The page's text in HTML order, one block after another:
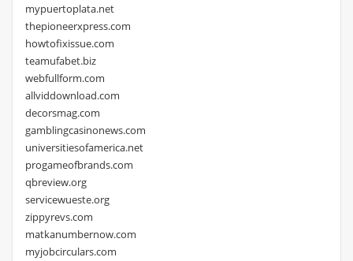
mypuertoplata.net
thepioneerxpress.com
howtofixissue.com
teamufabet.biz
webfullform.com
allviddownload.com
decorsmag.com
gamblingcasinonews.com
universitiesofamerica.net
progameofbrands.com
qbreview.org
servicewueste.org
zippyrevs.com
matkanumbernow.com
myjobcirculars.com